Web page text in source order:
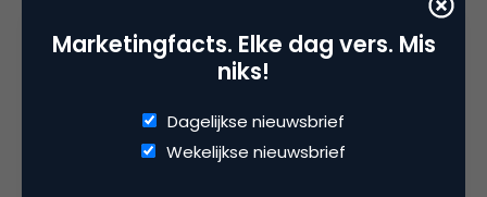
supply chain-uitdagingen te beperken. Verstandig!
Een op de drie marketeers zegt te vinden dat hij/zij
wel volledig voorbereid is op het aankomende
We gaan natuurlijk meer onderzoeken over de
Marketingfacts. Elke dag vers. Mis
niks!
Dagelijkse nieuwsbrief
Wekelijkse nieuwsbrief